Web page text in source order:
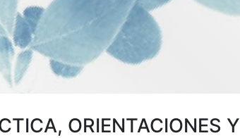
ORIENTACIONES Y